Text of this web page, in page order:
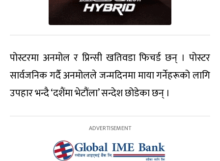
पोस्टरमा अनमोल र प्रिन्सी खतिवडा फिचर्ड छन् । पोस्टर
सार्वजनिक गर्दै अनमोलले जन्मदिनमा माया गर्नेहरूको लागि
उपहार भन्दै ‘दशैंमा भेटौंला’ सन्देश छोडेका छन् ।